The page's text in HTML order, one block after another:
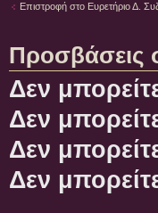
Επιστροφή στο Ευρετήριο Δ.
Προσβάσεις
Δεν
Δεν
Δεν
Δεν